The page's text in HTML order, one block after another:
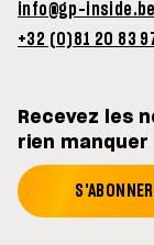
info@gp-inside.be
+32 (0)81 20 83
Recevez les
rien
S'ABONNER